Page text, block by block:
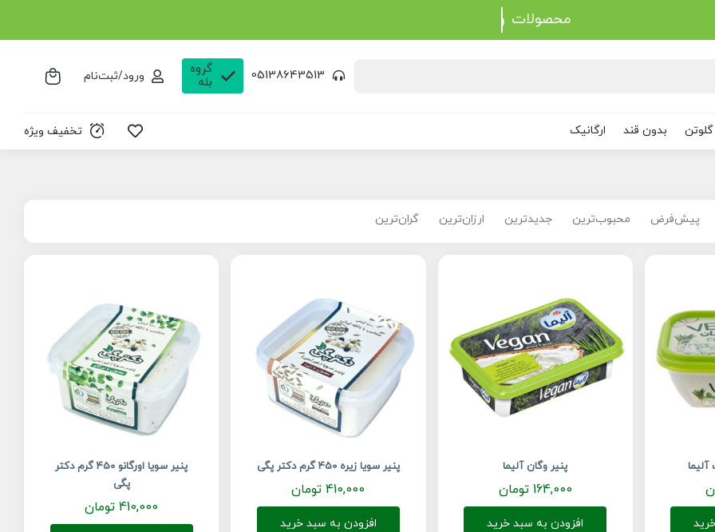
محصولات
05138643513
گروه
بله
ورود/ثبت‌نام
بدون قند ارگانیک تخفیف ویژه
پیش‌فرض محبوب‌ترین جدیدترین ارزان‌ترین گران‌ترین
پنیر وگان آلیما
164,000 تومان
افزودن به سبد خرید
پنیر سویا زیره 450 گرم دکتر پگی
410,000 تومان
افزودن به سبد خرید
پنیر سویا اورگانو 450 گرم دکتر
پگی
410,000 تومان